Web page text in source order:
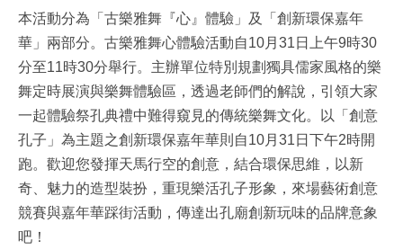
本活動分為「古樂雅舞『心』體驗」及「創新環保嘉年
華」兩部分。古樂雅舞心體驗活動自10月31日上午9時30
分至11時30分舉行。主辦單位特別規劃獨具儒家風格的樂
舞定時展演與樂舞體驗區，透過老師們的解說，引領大家
一起體驗祭孔典禮中難得窺見的傳統樂舞文化。以「創意
孔子」為主題之創新環保嘉年華則自10月31日下午2時開
跑。歡迎您發揮天馬行空的創意，結合環保思維，以新
奇、魅力的造型裝扮，重現樂活孔子形象，來場藝術創意
競賽與嘉年華踩街活動，傳達出孔廟創新玩味的品牌意象
吧！